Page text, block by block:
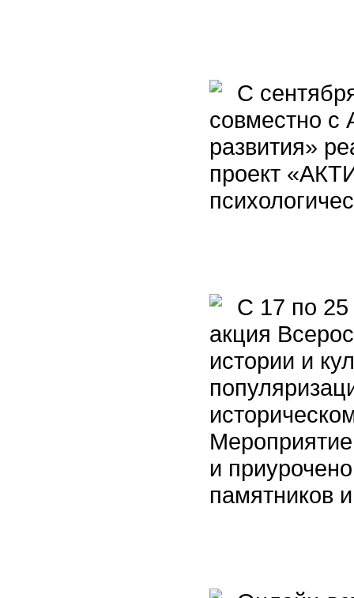
С
совместно с
развития»
проект
С 17 по 25
акция
истории и
и
памятников